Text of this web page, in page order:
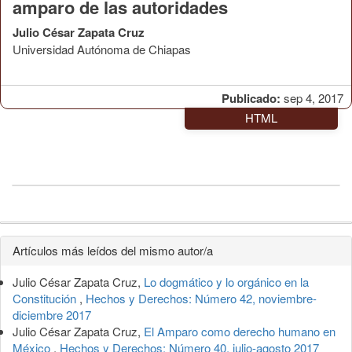
Publicado: sep 4, 2017
amparo de las autoridades
Julio César Zapata Cruz
Universidad Autónoma de Chiapas
HTML
Detalles
del
artículo
Artículos más leídos del mismo autor/a
Julio César Zapata Cruz, Lo dogmático y lo orgánico en la
Constitución , Hechos y Derechos: Número 42, noviembre-
diciembre 2017
Julio César Zapata Cruz, El Amparo como derecho humano en
México , Hechos y Derechos: Número 40, julio-agosto 2017